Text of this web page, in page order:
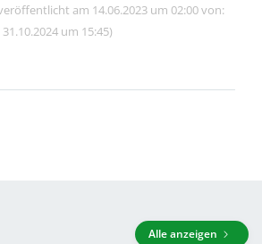
am 14.06.2023 um 02:00 von:
um 15:45)
Alle anzeigen